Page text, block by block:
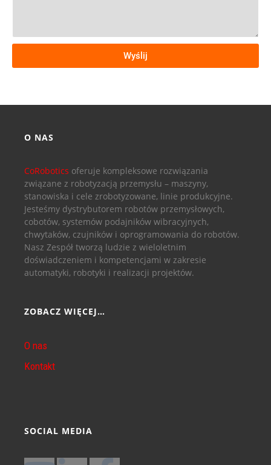
Wyślij
O NAS
CoRobotics oferuje kompleksowe rozwiązania
związane z robotyzacją przemysłu – maszyny,
stanowiska i cele zrobotyzowane, linie produkcyjne.
Jesteśmy dystrybutorem robotów przemysłowych,
cobotów, systemów podajników wibracyjnych,
chwytaków, czujników i oprogramowania do robotów.
Nasz Zespół tworzą ludzie z wieloletnim
doświadczeniem i kompetencjami w zakresie
automatyki, robotyki i realizacji projektów.
ZOBACZ WIĘCEJ…
O nas
Kontakt
SOCIAL MEDIA